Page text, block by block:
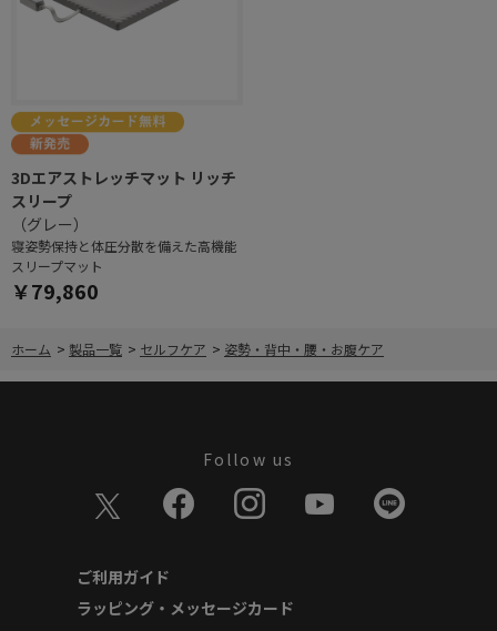
3Dエアストレッチマット リッチ
スリープ
（グレー）
寝姿勢保持と体圧分散を備えた高機能
スリープマット
￥79,860
ホーム > 製品一覧 > セルフケア > 姿勢・背中・腰・お腹ケア
Follow us
ご利用ガイド
ラッピング・メッセージカード